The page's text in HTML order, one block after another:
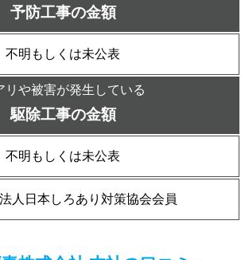
予防工事の金額
不明もしくは未公表
リや被害が発生している
駆除工事の金額
不明もしくは未公表
人日本しろあり対策協会会員